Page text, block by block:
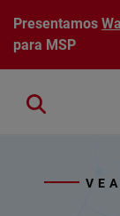
Pasar al
Presentamos
para MSP
Close